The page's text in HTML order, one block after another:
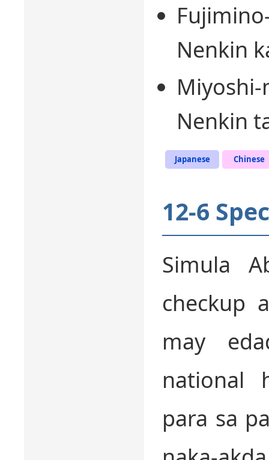
Nenkin
Miyoshi-
Nenkin
Japanese Chinese
12-6
Simula
checkup
may
national
para sa